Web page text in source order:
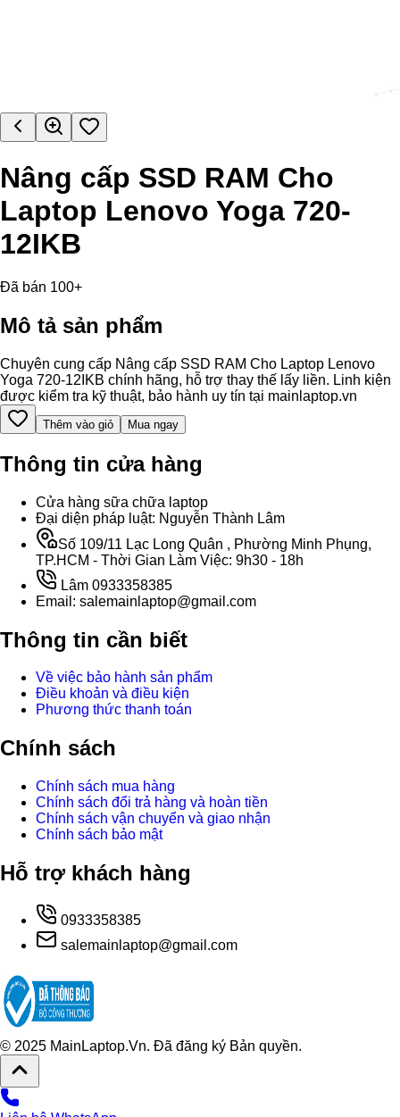
Nâng cấp SSD RAM Cho
Laptop Lenovo Yoga 720-
12IKB
Đã bán 100+
Mô tả sản phẩm
Chuyên cung cấp Nâng cấp SSD RAM Cho Laptop Lenovo
Yoga 720-12IKB chính hãng, hỗ trợ thay thế lấy liền. Linh kiện
được kiểm tra kỹ thuật, bảo hành uy tín tại mainlaptop.vn
Thêm vào giỏ Mua ngay
Thông tin cửa hàng
Cửa hàng sữa chữa laptop
Đại diện pháp luật: Nguyễn Thành Lâm
Số 109/11 Lạc Long Quân , Phường Minh Phụng,
TP.HCM - Thời Gian Làm Việc: 9h30 - 18h
Lâm 0933358385
Email: salemainlaptop@gmail.com
Thông tin cần biết
Về việc bảo hành sản phẩm
Điều khoản và điều kiện
Phương thức thanh toán
Chính sách
Chính sách mua hàng
Chính sách đổi trả hàng và hoàn tiền
Chính sách vận chuyển và giao nhận
Chính sách bảo mật
Hỗ trợ khách hàng
0933358385
salemainlaptop@gmail.com
© 2025 MainLaptop.Vn. Đã đăng ký Bản quyền.